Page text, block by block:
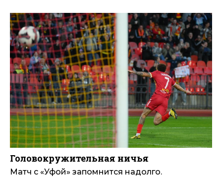
Головокружительная ничья
Матч с «Уфой» запомнится надолго.